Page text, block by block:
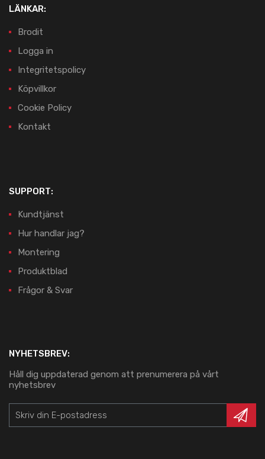
LÄNKAR:
Brodit
Logga in
Integritetspolicy
Köpvillkor
Cookie Policy
Kontakt
SUPPORT:
Kundtjänst
Hur handlar jag?
Montering
Produktblad
Frågor & Svar
NYHETSBREV:
Håll dig uppdaterad genom att prenumerera på vårt
nyhetsbrev